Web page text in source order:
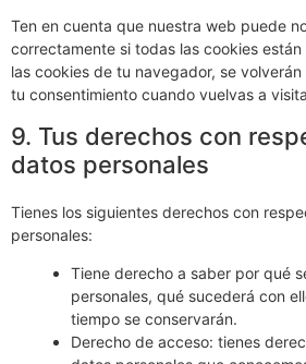
Ten en cuenta que nuestra web puede
correctamente si todas las cookies
las cookies de tu navegador, se
tu consentimiento cuando vuelvas a
9. Tus derechos con
datos personales
Tienes los siguientes derechos con
personales:
Tiene derecho a saber por qué
personales, qué sucederá con
tiempo se conservarán.
Derecho de acceso: tienes